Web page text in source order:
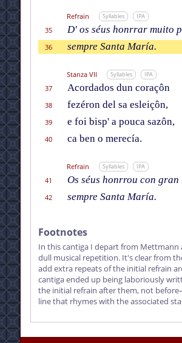
Refrain Syllables IPA
35 D' os séus honrrar muito
36 sempre Santa María.
Stanza VII Syllables IPA
37 Acordados dun coraçôn
38 fezéron del sa esleiçôn,
39 e foi bisp' a pouca sazôn,
40 ca ben o merecía.
Refrain Syllables IPA
41 Os séus honrrou con gran
42 sempre Santa María.
Footnotes
In this cantiga I depart from
dull musical repetition. It's clear from
add extra repeats of the initial refrain
cantiga ended up being laboriously
the initial refrain after them, not
line that rhymes with the associated